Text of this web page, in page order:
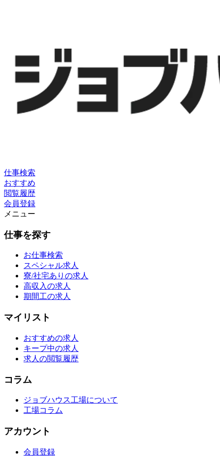
仕事検索
おすすめ
閲覧履歴
会員登録
メニュー
仕事を探す
お仕事検索
スペシャル求人
寮/社宅ありの求人
高収入の求人
期間工の求人
マイリスト
おすすめの求人
キープ中の求人
求人の閲覧履歴
コラム
ジョブハウス工場について
工場コラム
アカウント
会員登録